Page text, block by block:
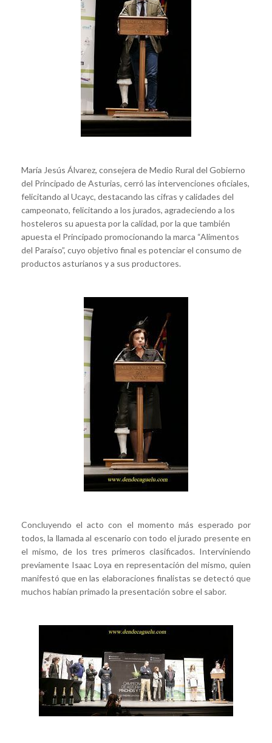
María Jesús Álvarez, consejera de Medio Rural del Gobierno
del Principado de Asturias, cerró las intervenciones oficiales,
felicitando al Ucayc, destacando las cifras y calidades del
campeonato, felicitando a los jurados, agradeciendo a los
hosteleros su apuesta por la calidad, por la que también
apuesta el Principado promocionando la marca “Alimentos
del Paraíso”, cuyo objetivo final es potenciar el consumo de
productos asturianos y a sus productores.
Concluyendo el acto con el momento más esperado por
todos, la llamada al escenario con todo el jurado presente en
el mismo, de los tres primeros clasificados. Interviniendo
previamente Isaac Loya en representación del mismo, quien
manifestó que en las elaboraciones finalistas se detectó que
muchos habían primado la presentación sobre el sabor.